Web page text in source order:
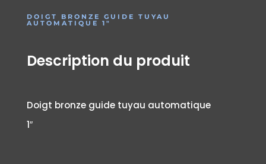
DOIGT BRONZE GUIDE TUYAU
AUTOMATIQUE 1″
Description du produit
Doigt bronze guide tuyau automatique
1″